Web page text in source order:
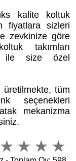
kalite koltuk
fiyatlara sizleri
zevkinize göre
takımları
ile size özel
seçenekleri
mekanizma
- Toplam Oy: 598